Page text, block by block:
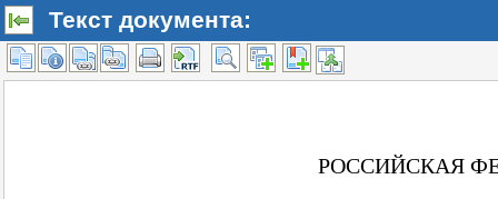
Текст документа: